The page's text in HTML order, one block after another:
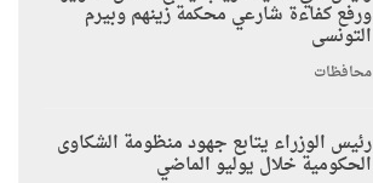
ورفع كفاءة شارعي محكمة زينهم وبيرم
التونسى
محافظات
رئيس الوزراء يتابع جهود منظومة الشكاوى
الحكومية خلال يوليو الماضي